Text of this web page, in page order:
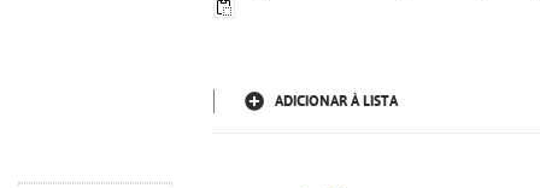
ADICIONAR À LISTA